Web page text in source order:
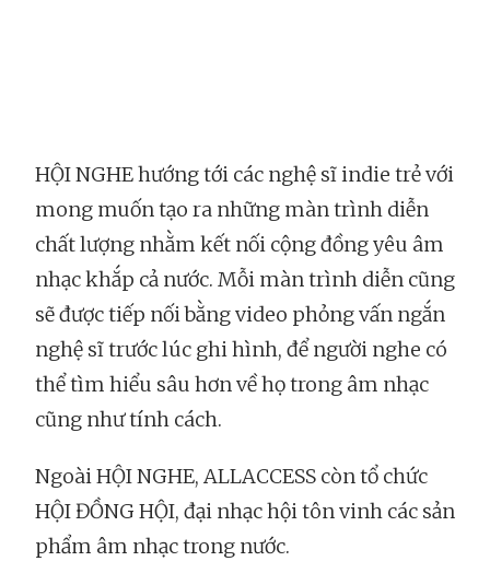
HỘI NGHE hướng tới các nghệ sĩ indie trẻ với
mong muốn tạo ra những màn trình diễn
chất lượng nhằm kết nối cộng đồng yêu âm
nhạc khắp cả nước. Mỗi màn trình diễn cũng
sẽ được tiếp nối bằng video phỏng vấn ngắn
nghệ sĩ trước lúc ghi hình, để người nghe có
thể tìm hiểu sâu hơn về họ trong âm nhạc
cũng như tính cách.
Ngoài HỘI NGHE, ALLACCESS còn tổ chức
HỘI ĐỒNG HỘI, đại nhạc hội tôn vinh các sản
phẩm âm nhạc trong nước.